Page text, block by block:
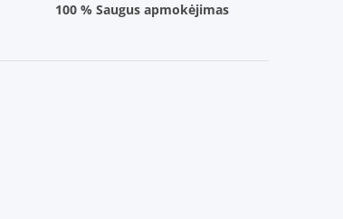
100 % Saugus apmokėjimas